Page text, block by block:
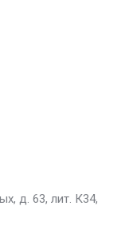
д. 63, лит. К34,